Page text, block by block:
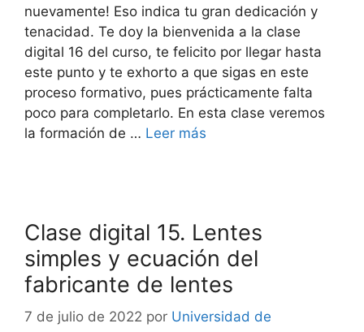
nuevamente! Eso indica tu gran dedicación y
tenacidad. Te doy la bienvenida a la clase
digital 16 del curso, te felicito por llegar hasta
este punto y te exhorto a que sigas en este
proceso formativo, pues prácticamente falta
poco para completarlo. En esta clase veremos
la formación de … Leer más
Clase digital 15. Lentes
simples y ecuación del
fabricante de lentes
7 de julio de 2022 por Universidad de